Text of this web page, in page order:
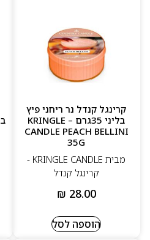
קרינגל קנדל נר ריחני פיץ
בליני 35גרם – KRINGLE
CANDLE PEACH BELLINI
35G
מבית KRINGLE CANDLE -
קרינגל קנדל
₪ 28.00
הוספה לסל